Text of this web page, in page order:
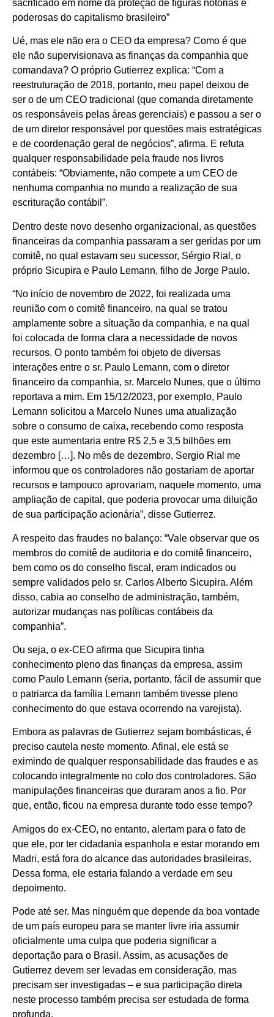
sacrificado em nome da proteção de figuras notórias e
poderosas do capitalismo brasileiro”
Ué, mas ele não era o CEO da empresa? Como é que
ele não supervisionava as finanças da companhia que
comandava? O próprio Gutierrez explica: “Com a
reestruturação de 2018, portanto, meu papel deixou de
ser o de um CEO tradicional (que comanda diretamente
os responsáveis pelas áreas gerenciais) e passou a ser o
de um diretor responsável por questões mais estratégicas
e de coordenação geral de negócios”, afirma. E refuta
qualquer responsabilidade pela fraude nos livros
contábeis: “Obviamente, não compete a um CEO de
nenhuma companhia no mundo a realização de sua
escrituração contábil”.
Dentro deste novo desenho organizacional, as questões
financeiras da companhia passaram a ser geridas por um
comitê, no qual estavam seu sucessor, Sérgio Rial, o
próprio Sicupira e Paulo Lemann, filho de Jorge Paulo.
“No início de novembro de 2022, foi realizada uma
reunião com o comitê financeiro, na qual se tratou
amplamente sobre a situação da companhia, e na qual
foi colocada de forma clara a necessidade de novos
recursos. O ponto também foi objeto de diversas
interações entre o sr. Paulo Lemann, com o diretor
financeiro da companhia, sr. Marcelo Nunes, que o último
reportava a mim. Em 15/12/2023, por exemplo, Paulo
Lemann solicitou a Marcelo Nunes uma atualização
sobre o consumo de caixa, recebendo como resposta
que este aumentaria entre R$ 2,5 e 3,5 bilhões em
dezembro […]. No mês de dezembro, Sergio Rial me
informou que os controladores não gostariam de aportar
recursos e tampouco aprovariam, naquele momento, uma
ampliação de capital, que poderia provocar uma diluição
de sua participação acionária”, disse Gutierrez.
A respeito das fraudes no balanço: “Vale observar que os
membros do comitê de auditoria e do comitê financeiro,
bem como os do conselho fiscal, eram indicados ou
sempre validados pelo sr. Carlos Alberto Sicupira. Além
disso, cabia ao conselho de administração, também,
autorizar mudanças nas políticas contábeis da
companhia”.
Ou seja, o ex-CEO afirma que Sicupira tinha
conhecimento pleno das finanças da empresa, assim
como Paulo Lemann (seria, portanto, fácil de assumir que
o patriarca da família Lemann também tivesse pleno
conhecimento do que estava ocorrendo na varejista).
Embora as palavras de Gutierrez sejam bombásticas, é
preciso cautela neste momento. Afinal, ele está se
eximindo de qualquer responsabilidade das fraudes e as
colocando integralmente no colo dos controladores. São
manipulações financeiras que duraram anos a fio. Por
que, então, ficou na empresa durante todo esse tempo?
Amigos do ex-CEO, no entanto, alertam para o fato de
que ele, por ter cidadania espanhola e estar morando em
Madri, está fora do alcance das autoridades brasileiras.
Dessa forma, ele estaria falando a verdade em seu
depoimento.
Pode até ser. Mas ninguém que depende da boa vontade
de um país europeu para se manter livre iria assumir
oficialmente uma culpa que poderia significar a
deportação para o Brasil. Assim, as acusações de
Gutierrez devem ser levadas em consideração, mas
precisam ser investigadas – e sua participação direta
neste processo também precisa ser estudada de forma
profunda.